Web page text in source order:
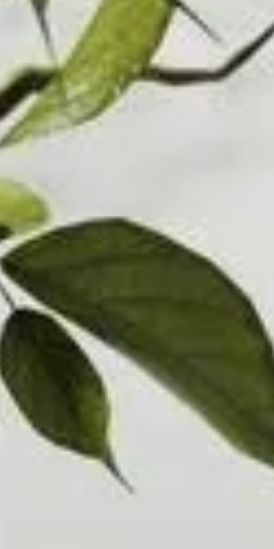
Koptelefoononderdelen en accessoires
Hearing
Gehoor per categorie
TV-koptelefoons voor gehoorondersteuning
Originele gehooronderdelengehoor en accessoires
Soundbars
AMBEO soundbars en Subs
Ontdek AMBEO
AMBEO-onderdelen en accessoires
Over ons